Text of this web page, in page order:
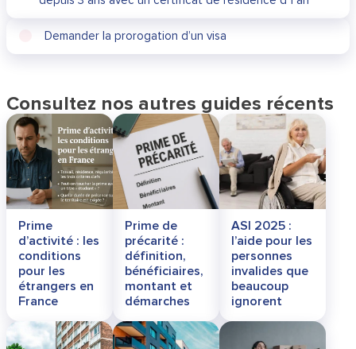
Demander la prorogation d’un visa
Consultez nos autres guides récents
Prime
d’activité : les
conditions
pour les
étrangers en
France
Prime de
précarité :
définition,
bénéficiaires,
montant et
démarches
ASI 2025 :
l’aide pour les
personnes
invalides que
beaucoup
ignorent